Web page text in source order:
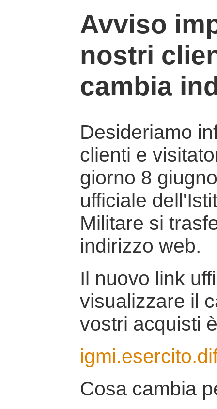
Avviso
nostri
cambia
Desideriamo
clienti e
giorno 8
ufficiale
Militare si
indirizzo web.
Il nuovo link
visualizzare il
vostri acquisti
Cosa cambia